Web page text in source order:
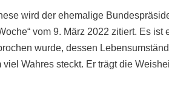
wird der ehemalige
vom 9. März 2022 zitiert. Es
wurde, dessen
Wahres steckt. Er trägt die